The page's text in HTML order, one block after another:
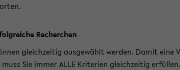
Recherchen
gleichzeitig ausgewählt werden. Damit eine
Sie immer ALLE Kriterien gleichzeitig erfüllen.